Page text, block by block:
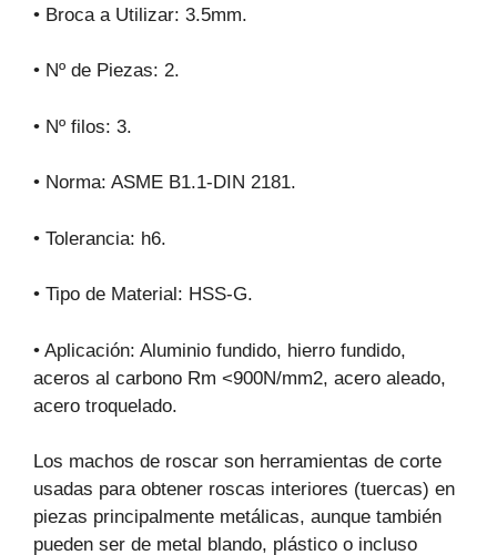
• Broca a Utilizar: 3.5mm.
• Nº de Piezas: 2.
• Nº filos: 3.
• Norma: ASME B1.1-DIN 2181.
• Tolerancia: h6.
• Tipo de Material: HSS-G.
• Aplicación: Aluminio fundido, hierro fundido,
aceros al carbono Rm <900N/mm2, acero aleado,
acero troquelado.
Los machos de roscar son herramientas de corte
usadas para obtener roscas interiores (tuercas) en
piezas principalmente metálicas, aunque también
pueden ser de metal blando, plástico o incluso